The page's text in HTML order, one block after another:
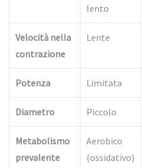
lento
Velocità nella
contrazione
Lente
Potenza Limitata
Diametro Piccolo
Metabolismo
prevalente
Aerobico
(ossidativo)